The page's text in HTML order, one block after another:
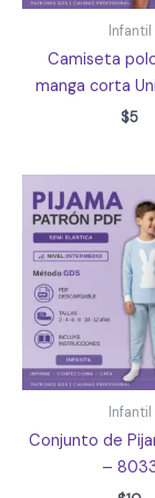
Infantil
Camiseta
manga corta
$5
Infantil
Conjunto de
–